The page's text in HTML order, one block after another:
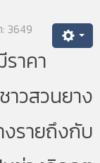
3649
าคา
วสวนยาง
รายถึงกับ